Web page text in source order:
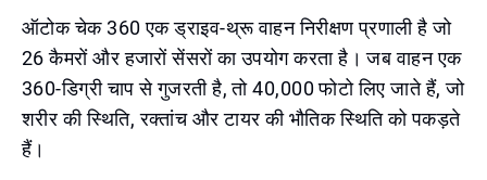
ऑटोक चेक 360 एक ड्राइव-थ्रू वाहन निरीक्षण प्रणाली है जो
26 कैमरों और हजारों सेंसरों का उपयोग करता है। जब वाहन एक
360-डिग्री चाप से गुजरती है, तो 40,000 फोटो लिए जाते हैं, जो
शरीर की स्थिति, रक्तांच और टायर की भौतिक स्थिति को पकड़ते
हैं।